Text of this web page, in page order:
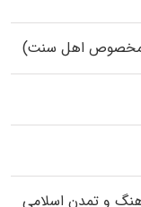
(مخصوص اهل سنت)
و تمدن اسلامی